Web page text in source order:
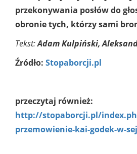
przekonywania posłów do
obronie tych, którzy sami
Tekst:Adam Kulpiński,
Źródło: Stopaborcji.pl
przeczytaj również:
http://stopaborcji.pl/
przemowienie-kai-godek-w-